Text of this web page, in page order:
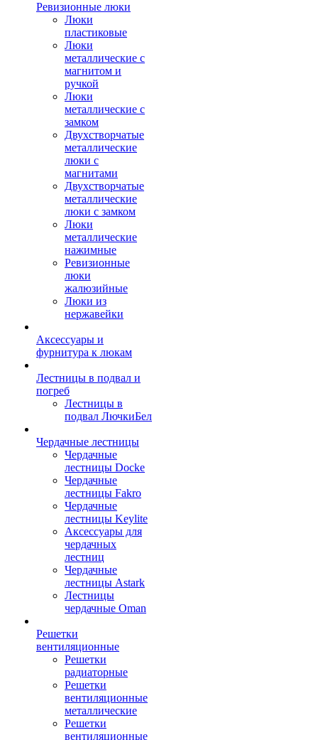
Ревизионные люки
Люки
пластиковые
Люки
металлические с
магнитом и
ручкой
Люки
металлические с
замком
Двухстворчатые
металлические
люки с
магнитами
Двухстворчатые
металлические
люки с замком
Люки
металлические
нажимные
Ревизионные
люки
жалюзийные
Люки из
нержавейки
Аксессуары и
фурнитура к люкам
Лестницы в подвал и
погреб
Лестницы в
подвал ЛючкиБел
Чердачные лестницы
Чердачные
лестницы Docke
Чердачные
лестницы Fakro
Чердачные
лестницы Keylite
Аксессуары для
чердачных
лестниц
Чердачные
лестницы Astark
Лестницы
чердачные Oman
Решетки
вентиляционные
Решетки
радиаторные
Решетки
вентиляционные
металлические
Решетки
вентиляционные